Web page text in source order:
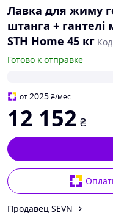
Лавка для жиму
штанга + гантелі
STH Home 45 кг
Готово к отправке
от2025₴/мес
12 152 ₴
Продавец SEVN